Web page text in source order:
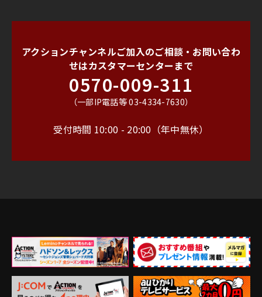
アクションチャンネルご加入のご相談・お問い合わ
せはカスタマーセンターまで
0570-009-311
（一部IP電話等 03-4334-7630）
受付時間 10:00 - 20:00（年中無休）